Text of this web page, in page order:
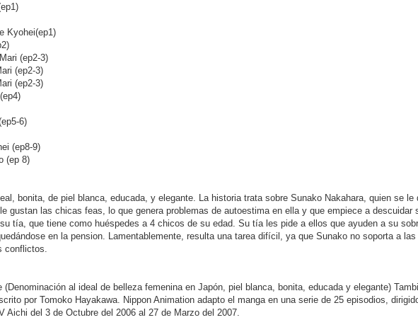
Kyohei(ep1)
(ep2-3)
(ep2-3)
(ep2-3)
6)
(ep8-9)
(ep 8)
bonita, de piel blanca, educada, y elegante. La historia trata sobre Sunako Nakahara, quien se
gustan las chicas feas, lo que genera problemas de autoestima en ella y que empiece a descuidar
tía, que tiene como huéspedes a 4 chicos de su edad. Su tía les pide a ellos que ayuden a su
en la pension. Lamentablemente, resulta una tarea difícil, ya que Sunako no soporta a
conflictos.
(Denominación al ideal de belleza femenina en Japón, piel blanca, bonita, educada y elegante)
por Tomoko Hayakawa. Nippon Animation adapto el manga en una serie de 25 episodios,
Aichi del 3 de Octubre del 2006 al 27 de Marzo del 2007.